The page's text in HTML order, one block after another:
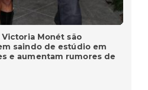
Monét são
saindo de estúdio em
e aumentam rumores de